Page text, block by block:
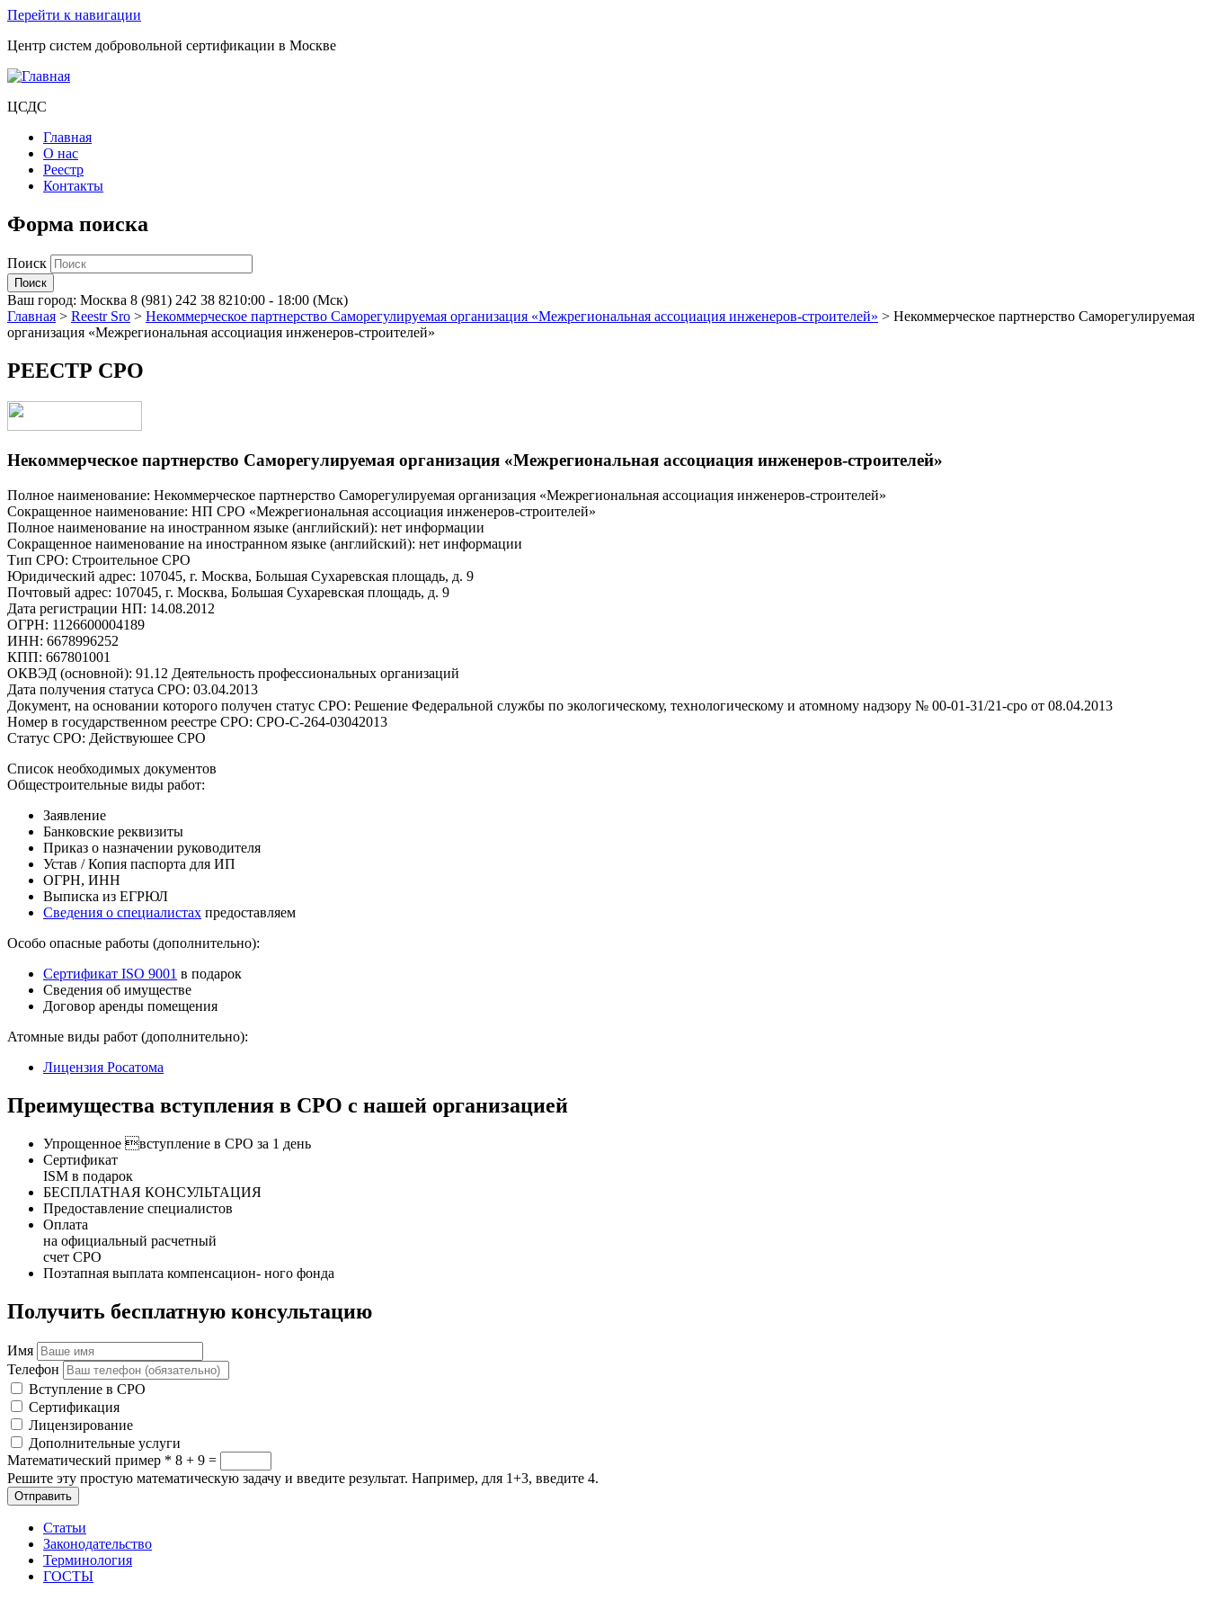
Перейти к навигации
Центр систем добровольной сертификации в Москве
ЦСДС
Главная
О нас
Реестр
Контакты
Форма поиска
Поиск
Ваш город: Москва 8 (981) 242 38 8210:00 - 18:00 (Мск)
Главная > Reestr Sro > Некоммерческое партнерство Саморегулируемая организация «Межрегиональная ассоциация инженеров-строителей» > Некоммерческое партнерство Саморегулируемая
организация «Межрегиональная ассоциация инженеров-строителей»
РЕЕСТР СРО
Некоммерческое партнерство Саморегулируемая организация «Межрегиональная ассоциация инженеров-строителей»
Полное наименование: Некоммерческое партнерство Саморегулируемая организация «Межрегиональная ассоциация инженеров-строителей»
Сокращенное наименование: НП СРО «Межрегиональная ассоциация инженеров-строителей»
Полное наименование на иностранном языке (английский): нет информации
Сокращенное наименование на иностранном языке (английский): нет информации
Тип СРО: Строительное СРО
Юридический адрес: 107045, г. Москва, Большая Сухаревская площадь, д. 9
Почтовый адрес: 107045, г. Москва, Большая Сухаревская площадь, д. 9
Дата регистрации НП: 14.08.2012
ОГРН: 1126600004189
ИНН: 6678996252
КПП: 667801001
ОКВЭД (основной): 91.12 Деятельность профессиональных организаций
Дата получения статуса СРО: 03.04.2013
Документ, на основании которого получен статус СРО: Решение Федеральной службы по экологическому, технологическому и атомному надзору № 00-01-31/21-сро от 08.04.2013
Номер в государственном реестре СРО: СРО-С-264-03042013
Статус СРО: Действуюшее СРО
Список необходимых документов
Общестроительные виды работ:
Заявление
Банковские реквизиты
Приказ о назначении руководителя
Устав / Копия паспорта для ИП
ОГРН, ИНН
Выписка из ЕГРЮЛ
Сведения о специалистах предоставляем
Особо опасные работы (дополнительно):
Сертификат ISO 9001 в подарок
Сведения об имуществе
Договор аренды помещения
Атомные виды работ (дополнительно):
Лицензия Росатома
Преимущества вступления в СРО с нашей организацией
Упрощенное вступление в СРО за 1 день
Сертификат
ISM в подарок
БЕСПЛАТНАЯ КОНСУЛЬТАЦИЯ
Предоставление специалистов
Оплата
на официальный расчетный
счет СРО
Поэтапная выплата компенсацион- ного фонда
Получить бесплатную консультацию
Имя
Телефон
Вступление в СРО
Сертификация
Лицензирование
Дополнительные услуги
Математический пример * 8 + 9 =
Решите эту простую математическую задачу и введите результат. Например, для 1+3, введите 4.
Отправить
Статьи
Законодательство
Терминология
ГОСТЫ